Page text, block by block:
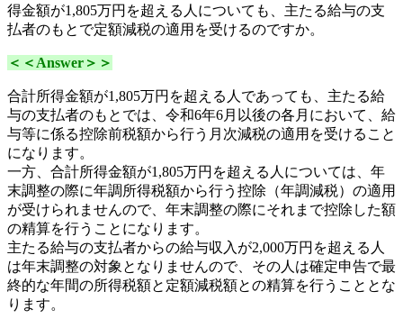
得金額が1,805万円を超える人についても、主たる給与の支
払者のもとで定額減税の適用を受けるのですか。
＜＜Answer＞＞
合計所得金額が1,805万円を超える人であっても、主たる給
与の支払者のもとでは、令和6年6月以後の各月において、給
与等に係る控除前税額から行う月次減税の適用を受けること
になります。
一方、合計所得金額が1,805万円を超える人については、年
末調整の際に年調所得税額から行う控除（年調減税）の適用
が受けられませんので、年末調整の際にそれまで控除した額
の精算を行うことになります。
主たる給与の支払者からの給与収入が2,000万円を超える人
は年末調整の対象となりませんので、その人は確定申告で最
終的な年間の所得税額と定額減税額との精算を行うこととな
ります。